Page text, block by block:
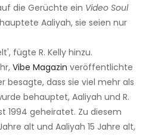
die Gerüchte ein Video Soul
Aaliyah, sie seien nur
fügte R. Kelly hinzu.
Vibe Magazin veröffentlichte
besagte, dass sie viel mehr als
behauptet, Aaliyah und R.
1994 geheiratet. Zu diesem
alt und Aaliyah 15 Jahre alt,